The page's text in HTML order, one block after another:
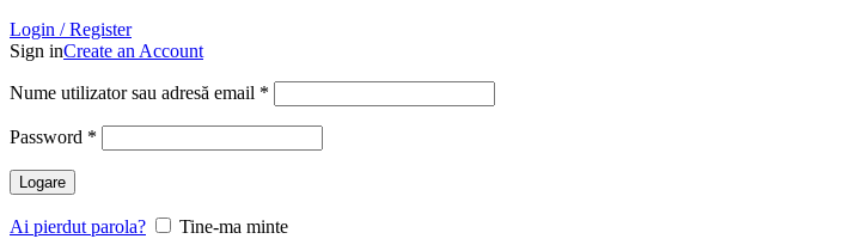
Login / Register
Sign inCreate an Account
Nume utilizator sau adresă email *
Password *
Logare
Ai pierdut parola?
Tine-ma minte